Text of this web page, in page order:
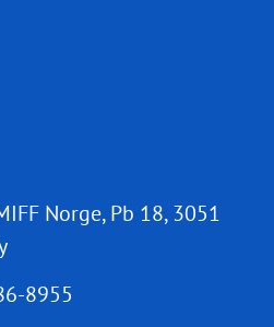
Norge, Pb 18, 3051
8955